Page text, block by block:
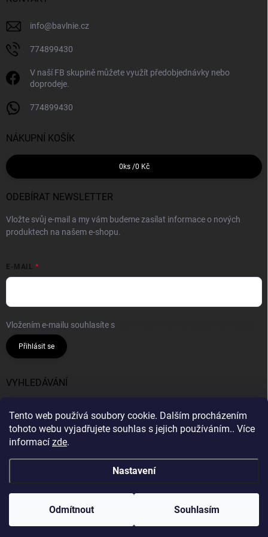
Tento web používá soubory cookie. Dalším procházením
tohoto webu vyjadřujete souhlas s jejich používáním.. Více
informací zde.
Nastavení
Odmítnout Souhlasím
info@bavlnie.cz
774899430
V naší FB skupině můžete využít předobjednávky nebo
doprodeje.
774899430
NÁKUPNÍ KOŠÍK
0 ks /0 Kč
ODEBÍRAT NEWSLETTER
Vložte svůj e-mail a my vám budeme zasílat informace o nových
produktech na našem e-shopu.
E-MAIL
Vložením e-mailu souhlasíte s
Přihlásit se
VYHLEDÁVÁNÍ
Hledat
Vytvořil Shoptet
Bavlnie. Všechna práva vyhrazena.
Odstoupit od smlouvy